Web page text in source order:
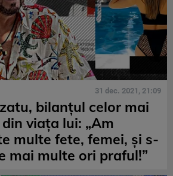
31 dec. 2021, 21:09
bilanțul celor mai
viața lui: „Am
multe fete, femei, și s-
mai multe ori praful!”